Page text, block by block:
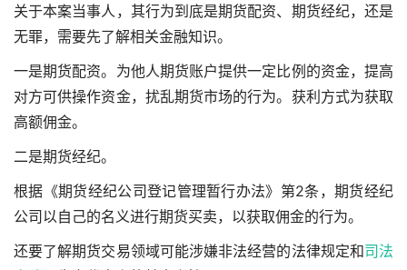
关于本案当事人，其行为到底是期货配资、期货经纪，还是
无罪，需要先了解相关金融知识。
一是期货配资。为他人期货账户提供一定比例的资金，提高
对方可供操作资金，扰乱期货市场的行为。获利方式为获取
高额佣金。
二是期货经纪。
根据《期货经纪公司登记管理暂行办法》第2条，期货经纪
公司以自己的名义进行期货买卖，以获取佣金的行为。
还要了解期货交易领域可能涉嫌非法经营的法律规定和司法